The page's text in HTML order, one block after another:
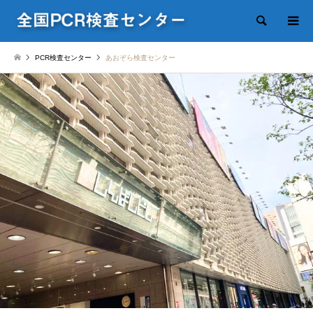
検索
PCR検査センター あおぞら検査センター